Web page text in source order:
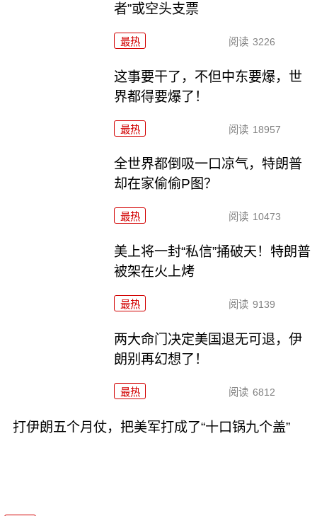
者”或空头支票
最热 阅读 3226
这事要干了，不但中东要爆，世
界都得要爆了！
最热 阅读 18957
全世界都倒吸一口凉气，特朗普
却在家偷偷P图？
最热 阅读 10473
美上将一封“私信”捅破天！特朗普
被架在火上烤
最热 阅读 9139
两大命门决定美国退无可退，伊
朗别再幻想了！
最热 阅读 6812
打伊朗五个月仗，把美军打成了“十口锅九个盖”